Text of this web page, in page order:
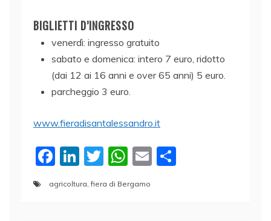
BIGLIETTI D’INGRESSO
venerdì: ingresso gratuito
sabato e domenica: intero 7 euro, ridotto
(dai 12 ai 16 anni e over 65 anni) 5 euro.
parcheggio 3 euro.
www.fieradisantalessandro.it
F
a
c
Li
k
T
w
W
at
E
agricoltura,fiera di Bergamo